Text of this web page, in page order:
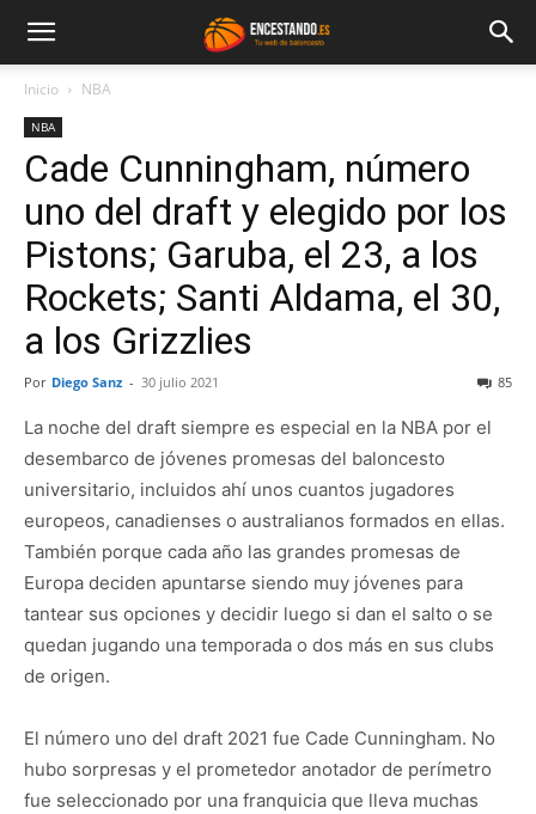
Inicio NBA
NBA
Cade Cunningham, número
uno del draft y elegido por los
Pistons; Garuba, el 23, a los
Rockets; Santi Aldama, el 30,
a los Grizzlies
Por Diego Sanz - 30 julio 2021 85
La noche del draft siempre es especial en la NBA por el
desembarco de jóvenes promesas del baloncesto
universitario, incluidos ahí unos cuantos jugadores
europeos, canadienses o australianos formados en ellas.
También porque cada año las grandes promesas de
Europa deciden apuntarse siendo muy jóvenes para
tantear sus opciones y decidir luego si dan el salto o se
quedan jugando una temporada o dos más en sus clubs
de origen.
El número uno del draft 2021 fue Cade Cunningham. No
hubo sorpresas y el prometedor anotador de perímetro
fue seleccionado por una franquicia que lleva muchas